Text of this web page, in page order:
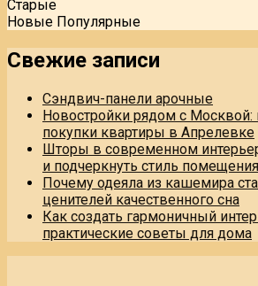
Старые
Новые Популярные
Свежие записи
Сэндвич-панели арочные
Новостройки рядом с
покупки квартиры в Апрелевке
Шторы в современном
и подчеркнуть стиль помещения
Почему одеяла из кашемира
ценителей качественного сна
Как создать гармоничный
практические советы для дома